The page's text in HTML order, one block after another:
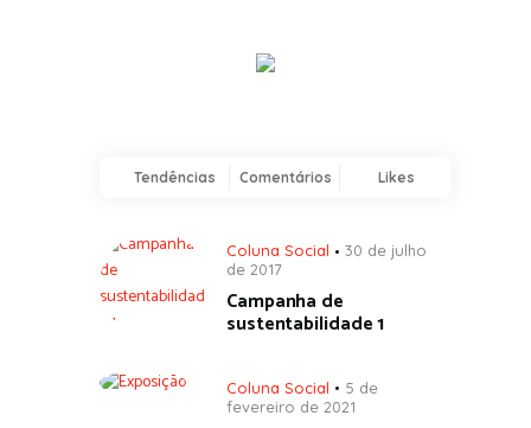
Tendências Comentários Likes
Coluna Social
30 de julho
de 2017
Campanha de
sustentabilidade 1
Coluna Social
5 de
fevereiro de 2021